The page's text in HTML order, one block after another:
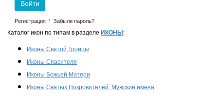
Войти
Регистрация · Забыли пароль?
Каталог икон по типам в разделе ИКОНЫ :
Иконы Святой Троицы
Иконы Спасителя
Иконы Божьей Матери
Иконы Святых Покровителей. Мужские имена